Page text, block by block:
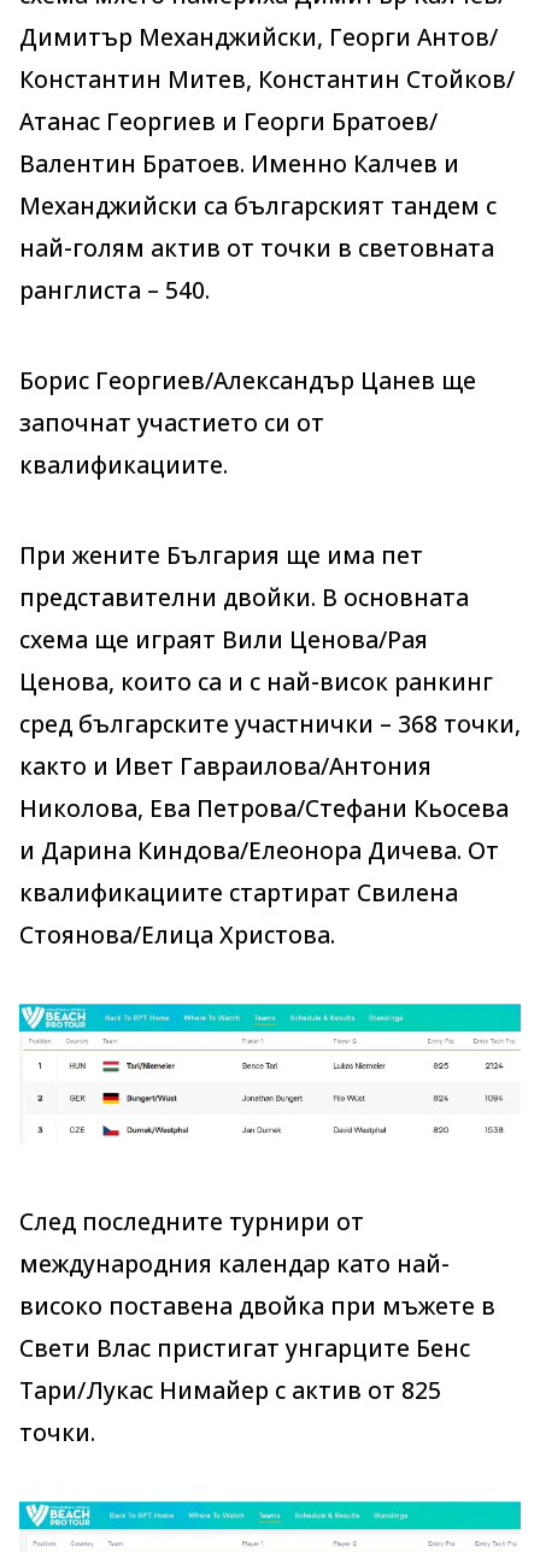
Димитър Механджийски, Георги Антов/
Константин Митев, Константин Стойков/
Атанас Георгиев и Георги Братоев/
Валентин Братоев. Именно Калчев и
Механджийски са българският тандем с
най-голям актив от точки в световната
ранглиста – 540.
Борис Георгиев/Александър Цанев ще
започнат участието си от
квалификациите.
При жените България ще има пет
представителни двойки. В основната
схема ще играят Вили Ценова/Рая
Ценова, които са и с най-висок ранкинг
сред българските участнички – 368 точки,
както и Ивет Гавраилова/Антония
Николова, Ева Петрова/Стефани Кьосева
и Дарина Киндова/Елеонора Дичева. От
квалификациите стартират Свилена
Стоянова/Елица Христова.
След последните турнири от
международния календар като най-
високо поставена двойка при мъжете в
Свети Влас пристигат унгарците Бенс
Тари/Лукас Нимайер с актив от 825
точки.